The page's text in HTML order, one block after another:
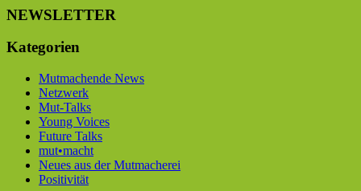
NEWSLETTER
Kategorien
Mutmachende News
Netzwerk
Mut-Talks
Young Voices
Future Talks
mut•macht
Neues aus der Mutmacherei
Positivität